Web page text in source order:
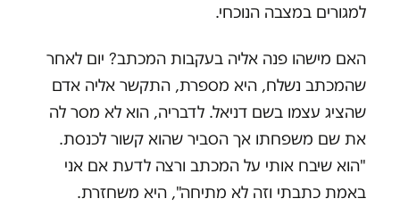
למגורים במצבה הנוכחי.
האם מישהו פנה אליה בעקבות המכתב? יום לאחר
שהמכתב נשלח, היא מספרת, התקשר אליה אדם
שהציג עצמו בשם דניאל. לדבריה, הוא לא מסר לה
את שם משפחתו אך הסביר שהוא קשור לכנסת.
"הוא שיבח אותי על המכתב ורצה לדעת אם אני
באמת כתבתי וזה לא מתיחה", היא משחזרת.